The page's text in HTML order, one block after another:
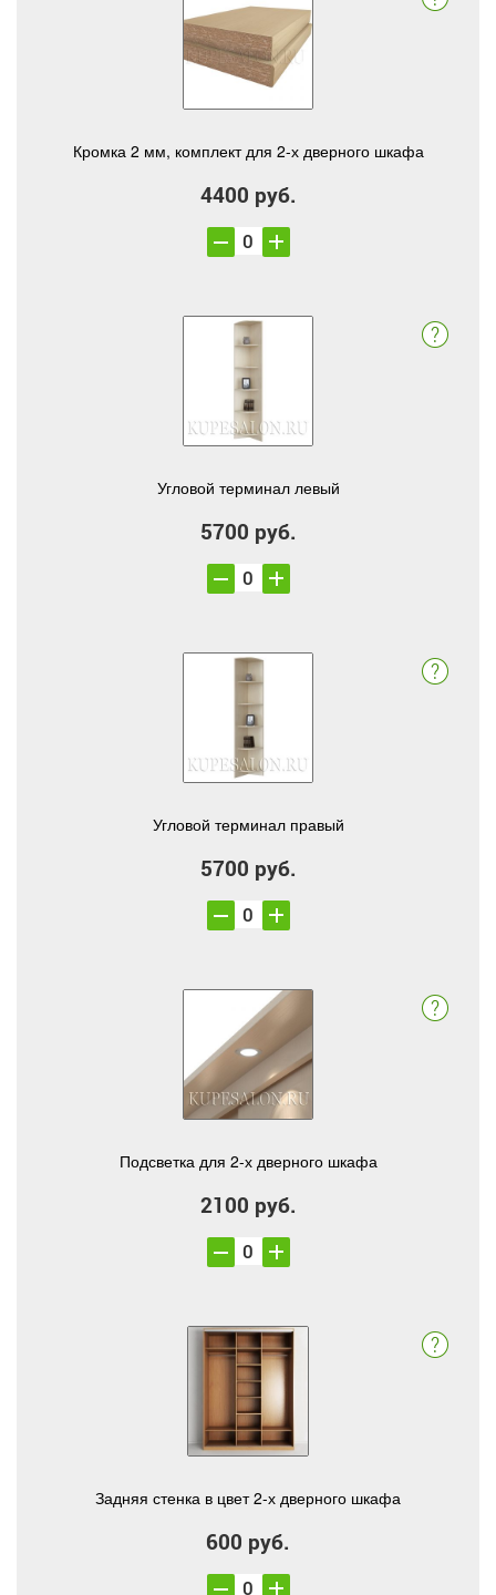
Кромка 2 мм, комплект для 2-х дверного шкафа
4400 руб.
Угловой терминал левый
5700 руб.
Угловой терминал правый
5700 руб.
Подсветка для 2-х дверного шкафа
2100 руб.
Задняя стенка в цвет 2-х дверного шкафа
600 руб.